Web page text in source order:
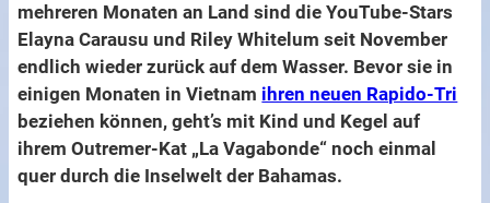
mehreren Monaten an Land sind die YouTube-Stars
Elayna Carausu und Riley Whitelum seit November
endlich wieder zurück auf dem Wasser. Bevor sie in
einigen Monaten in Vietnam ihren neuen Rapido-Tri
beziehen können, geht’s mit Kind und Kegel auf
ihrem Outremer-Kat „La Vagabonde“ noch einmal
quer durch die Inselwelt der Bahamas.